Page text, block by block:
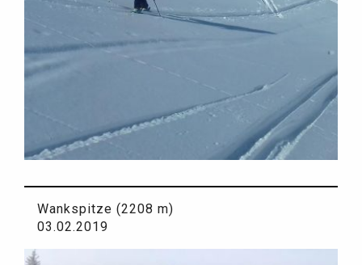
Wankspitze (2208 m)
03.02.2019